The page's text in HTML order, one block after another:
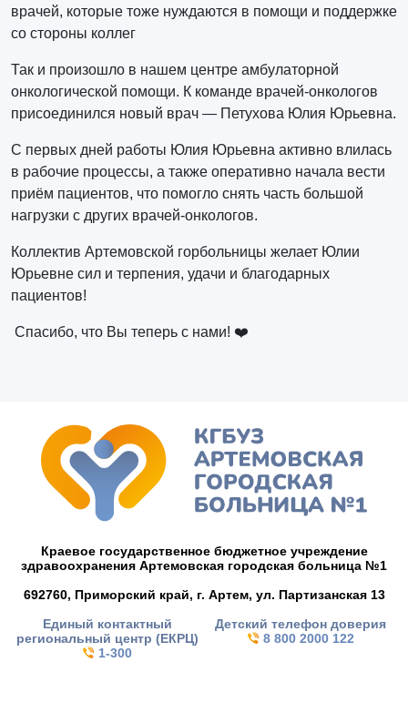
врачей, которые тоже нуждаются в помощи и поддержке
со стороны коллег
Так и произошло в нашем центре амбулаторной
онкологической помощи. К команде врачей-онкологов
присоединился новый врач — Петухова Юлия Юрьевна.
С первых дней работы Юлия Юрьевна активно влилась
в рабочие процессы, а также оперативно начала вести
приём пациентов, что помогло снять часть большой
нагрузки с других врачей-онкологов.
Коллектив Артемовской горбольницы желает Юлии
Юрьевне сил и терпения, удачи и благодарных
пациентов!
Спасибо, что Вы теперь с нами! ❤️
Краевое государственное бюджетное учреждение
здравоохранения Артемовская городская больница №1
692760, Приморский край, г. Артем, ул. Партизанская 13
Единый контактный
региональный центр (ЕКРЦ)
1-300
Детский телефон доверия
8 800 2000 122